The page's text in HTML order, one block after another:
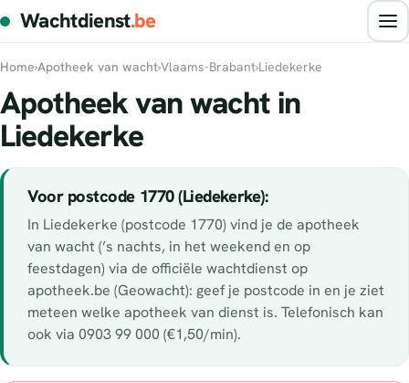
Wachtdienst.be
Home›Apotheek van wacht›Vlaams-Brabant›Liedekerke
Apotheek van wacht in
Liedekerke
Voor postcode 1770 (Liedekerke):
In Liedekerke (postcode 1770) vind je de apotheek
van wacht (’s nachts, in het weekend en op
feestdagen) via de officiële wachtdienst op
apotheek.be (Geowacht): geef je postcode in en je ziet
meteen welke apotheek van dienst is. Telefonisch kan
ook via 0903 99 000 (€1,50/min).